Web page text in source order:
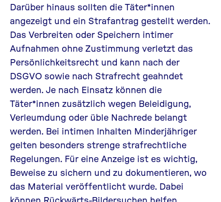
Darüber hinaus sollten die Täter*innen
angezeigt und ein Strafantrag gestellt werden.
Das Verbreiten oder Speichern intimer
Aufnahmen ohne Zustimmung verletzt das
Persönlichkeitsrecht und kann nach der
DSGVO sowie nach Strafrecht geahndet
werden. Je nach Einsatz können die
Täter*innen zusätzlich wegen Beleidigung,
Verleumdung oder üble Nachrede belangt
werden. Bei intimen Inhalten Minderjähriger
gelten besonders strenge strafrechtliche
Regelungen. Für eine Anzeige ist es wichtig,
Beweise zu sichern und zu dokumentieren, wo
das Material veröffentlicht wurde. Dabei